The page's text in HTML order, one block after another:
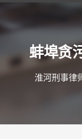
蚌埠贪
淮河刑事律